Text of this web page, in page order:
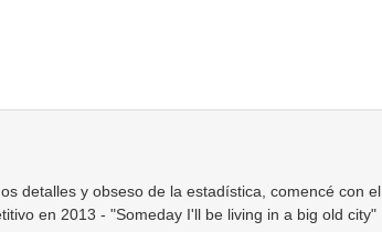
detalles y obseso de la estadística, comencé con el
en 2013 - "Someday I'll be living in a big old city"